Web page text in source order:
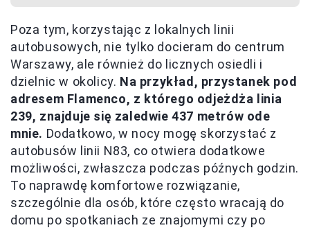
Poza tym, korzystając z lokalnych linii
autobusowych, nie tylko docieram do centrum
Warszawy, ale również do licznych osiedli i
dzielnic w okolicy. Na przykład, przystanek pod
adresem Flamenco, z którego odjeżdża linia
239, znajduje się zaledwie 437 metrów ode
mnie. Dodatkowo, w nocy mogę skorzystać z
autobusów linii N83, co otwiera dodatkowe
możliwości, zwłaszcza podczas późnych godzin.
To naprawdę komfortowe rozwiązanie,
szczególnie dla osób, które często wracają do
domu po spotkaniach ze znajomymi czy po